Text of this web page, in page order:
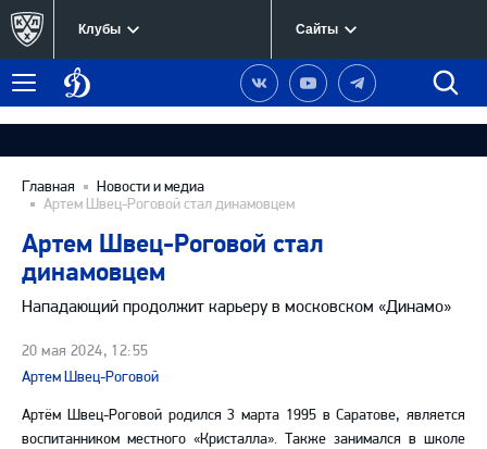
Клубы Сайты
Меню
Динамо
Москва
Наша
группа
Вконтакте
Наш
канал
YouTube
Наш
канал
Telegram
Главная
Новости и медиа
Артем Швец-Роговой стал динамовцем
Артем Швец-Роговой стал
динамовцем
Нападающий продолжит карьеру в московском «Динамо»
20 мая 2024, 12:55
Артем Швец-Роговой
Артём Швец-Роговой родился 3 марта 1995 в Саратове, является
воспитанником местного «Кристалла». Также занимался в школе